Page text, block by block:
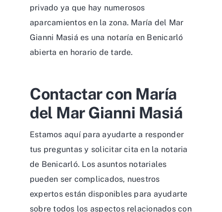
privado ya que hay numerosos
aparcamientos en la zona. María del Mar
Gianni Masiá es una notaría en Benicarló
abierta en horario de tarde.
Contactar con María
del Mar Gianni Masiá
Estamos aquí para ayudarte a responder
tus preguntas y solicitar cita en la notaria
de Benicarló. Los asuntos notariales
pueden ser complicados, nuestros
expertos están disponibles para ayudarte
sobre todos los aspectos relacionados con